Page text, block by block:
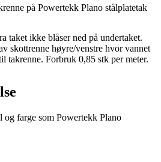
på Powertekk Plano stålplatetak
taket ikke blåser ned på undertaket.
skottrenne høyre/venstre hvor vannet
takrenne. Forbruk 0,85 stk per meter.
og farge som Powertekk Plano